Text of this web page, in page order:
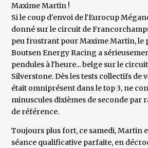
Maxime Martin !
Si le coup d'envoi de l'Eurocup
donné sur le circuit de
peu frustrant pour Maxime Martin, le
Boutsen Energy Racing a
pendules à l'heure... belge sur le
Silverstone. Dès les tests collectifs de
était omniprésent dans le top 3, ne
minuscules dixièmes de seconde par
de référence.
Toujours plus fort, ce samedi, Martin
séance qualificative parfaite, en